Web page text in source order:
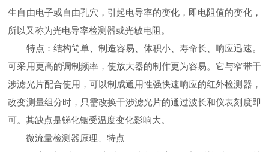
生自由电子或自由孔穴，引起电导率的变化，即电阻值的变化，
所以又称为光电导率检测器或光敏电阻。
特点：结构简单、制造容易、体积小、寿命长、响应迅速。
可采用更高的调制频率，使放大器的制作更为容易。它与窄带干
涉滤光片配合使用，可以制成通用性强快速响应的红外检测器，
改变测量组分时，只需改换干涉滤光片的通过波长和仪表刻度即
可。其缺点是锑化铟受温度变化影响大。
微流量检测器原理、特点